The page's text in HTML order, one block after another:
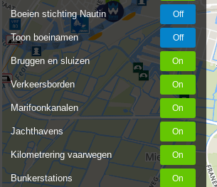
Boeien stichting Nautin
Toon boeinamen
Bruggen en sluizen
Verkeersborden
Marifoonkanalen
Jachthavens
Kilometrering vaarwegen
Bunkerstations